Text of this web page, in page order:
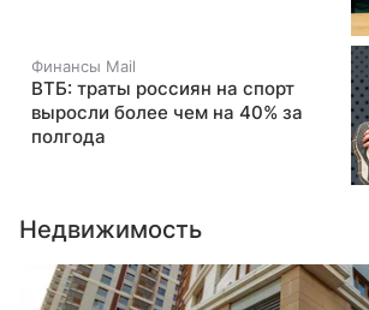
Финансы Mail
ВТБ: траты россиян на спорт
выросли более чем на 40% за
полгода
Недвижимость